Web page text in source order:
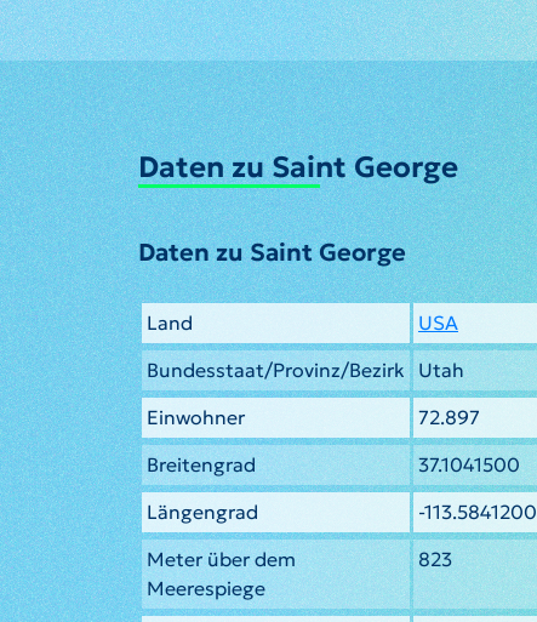
Daten zu Saint George
Daten zu Saint George
Land
USA
Bundesstaat/Provinz/Bezirk Utah
Einwohner
72.897
Breitengrad
37.1041500
Längengrad
-113.5841200
Meter über dem
Meerespiege
823